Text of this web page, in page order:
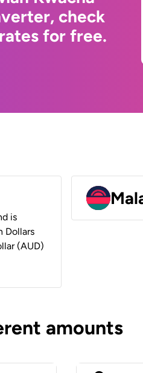
check
for free.
is
Dollars
(AUD)
amounts